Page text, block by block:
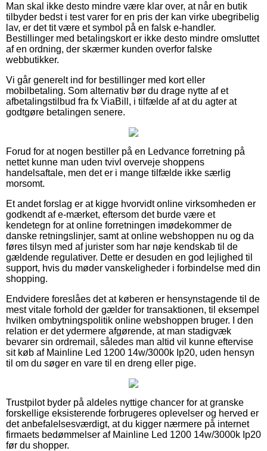
Man skal ikke desto mindre være klar over, at når en butik
tilbyder bedst i test varer for en pris der kan virke ubegribelig
lav, er det tit være et symbol på en falsk e-handler.
Bestillinger med betalingskort er ikke desto mindre omsluttet
af en ordning, der skærmer kunden overfor falske
webbutikker.
Vi går generelt ind for bestillinger med kort eller
mobilbetaling. Som alternativ bør du drage nytte af et
afbetalingstilbud fra fx ViaBill, i tilfælde af at du agter at
godtgøre betalingen senere.
Forud for at nogen bestiller på en Ledvance forretning på
nettet kunne man uden tvivl overveje shoppens
handelsaftale, men det er i mange tilfælde ikke særlig
morsomt.
Et andet forslag er at kigge hvorvidt online virksomheden er
godkendt af e-mærket, eftersom det burde være et
kendetegn for at online forretningen imødekommer de
danske retningslinjer, samt at online webshoppen nu og da
føres tilsyn med af jurister som har nøje kendskab til de
gældende regulativer. Dette er desuden en god lejlighed til
support, hvis du møder vanskeligheder i forbindelse med din
shopping.
Endvidere foreslåes det at køberen er hensynstagende til de
mest vitale forhold der gælder for transaktionen, til eksempel
hvilken ombytningspolitik online webshoppen bruger. I den
relation er det ydermere afgørende, at man stadigvæk
bevarer sin ordremail, således man altid vil kunne eftervise
sit køb af Mainline Led 1200 14w/3000k Ip20, uden hensyn
til om du søger en vare til en dreng eller pige.
Trustpilot byder på aldeles nyttige chancer for at granske
forskellige eksisterende forbrugeres oplevelser og herved er
det anbefalelsesværdigt, at du kigger nærmere på internet
firmaets bedømmelser af Mainline Led 1200 14w/3000k Ip20
før du shopper.